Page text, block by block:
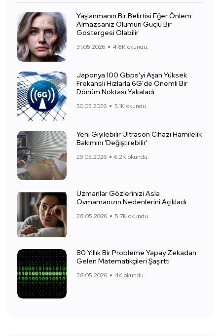
Yaşlanmanın Bir Belirtisi Eğer Önlem
Almazsanız Ölümün Güçlü Bir
Göstergesi Olabilir
31.05.2026 4.8K okundu.
Japonya 100 Gbps'yi Aşan Yüksek
Frekanslı Hızlarla 6G'de Önemli Bir
Dönüm Noktası Yakaladı
30.05.2026 5.1K okundu.
Yeni Giyilebilir Ultrason Cihazı Hamilelik
Bakımını 'Değiştirebilir'
29.05.2026 6.2K okundu.
Uzmanlar Gözlerinizi Asla
Ovmamanızın Nedenlerini Açıkladı
28.05.2026 5.7K okundu.
80 Yıllık Bir Probleme Yapay Zekadan
Gelen Matematikçileri Şaşırttı
28.05.2026 4K okundu.